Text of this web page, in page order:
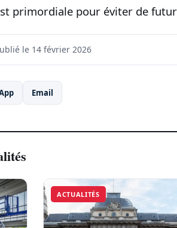
primordiale pour éviter de
le 14 février 2026
Email
ACTUALITÉS